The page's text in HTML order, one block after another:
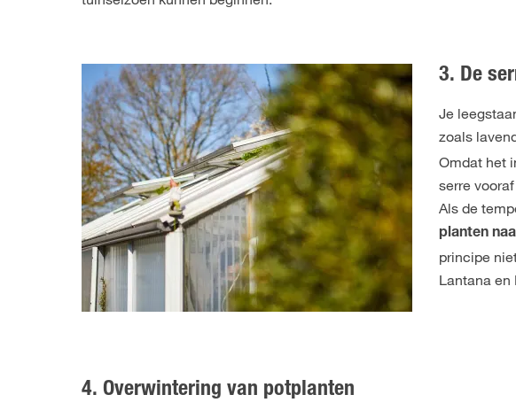
3. De
Je
zoals
Omdat het
serre
Als de
planten
principe
Lantana en
4. Overwintering van potplanten